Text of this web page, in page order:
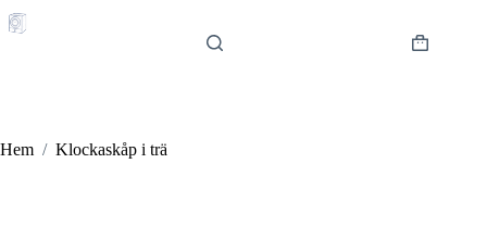
till
Varukorg
Hem / Klockaskåp i trä